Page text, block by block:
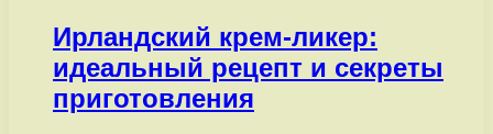
Ирландский крем-ликер:
идеальный рецепт и секреты
приготовления